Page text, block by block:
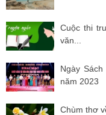
Cuộc thi
văn...
Ngày
năm 2023
Chùm thơ